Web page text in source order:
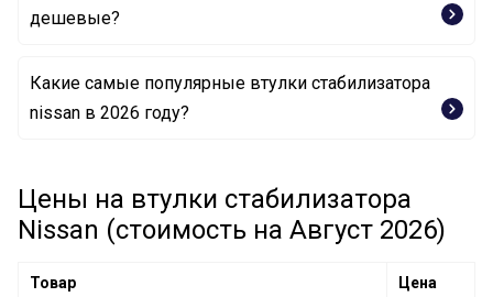
дешевые?
Опора, стабилизатор 546192S600 NISSAN
Втулка, стабилизатор 55046-G8300 NISSAN
Какие самые популярные втулки стабилизатора
nissan в 2026 году?
Опора, стабилизатор 54613-ZL10A NISSAN
Втулка, стабилизатор 54613JK50C NISSAN
Втулка, стабилизатор 546131BF7A NISSAN
Цены на втулки стабилизатора
Nissan (стоимость на Август 2026)
Товар Цена